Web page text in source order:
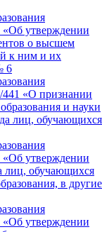
утверждении
о высшем
к ним и их
6
«О признании
и науки
лиц, обучающихся
утверждении
лиц, обучающихся
в другие
утверждении